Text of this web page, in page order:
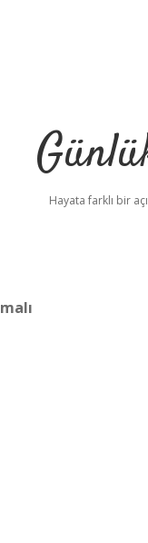
Hayata farklı bir